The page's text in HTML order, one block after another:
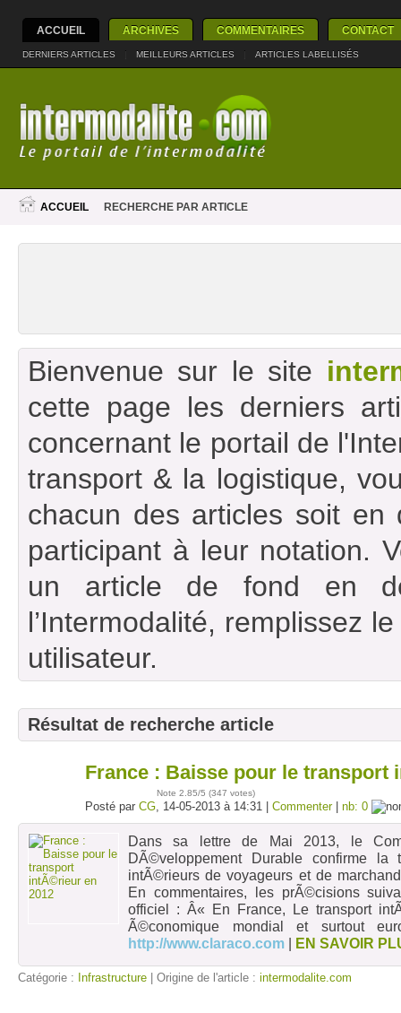
ACCUEIL ARCHIVES COMMENTAIRES CONTACT
DERNIERS ARTICLES | MEILLEURS ARTICLES | ARTICLES LABELLISÉS
ACCUEIL RECHERCHE PAR ARTICLE
Bienvenue sur le site
cette page les derniers
concernant le portail de
transport & la logistique,
chacun des articles soit en
participant à leur notation.
un article de fond en
l’Intermodalité, remplissez
utilisateur.
Résultat de recherche article
France : Baisse pour le transport
Note 2.85/5 (347 votes)
Posté par CG, 14-05-2013 à 14:31 | Commenter| nb: 0
Dans sa lettre de Mai 2013, le
DÃ©veloppement Durable confirme la
intÃ©rieurs de voyageurs et de
En commentaires, les prÃ©cisions
officiel : Â« En France, Le transport
Ã©conomique mondial et surtout
http://www.claraco.com | EN SAVOIR
Catégorie : Infrastructure | Origine de l'article : intermodalite.com